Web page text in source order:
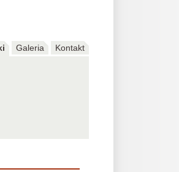
Galeria Kontakt